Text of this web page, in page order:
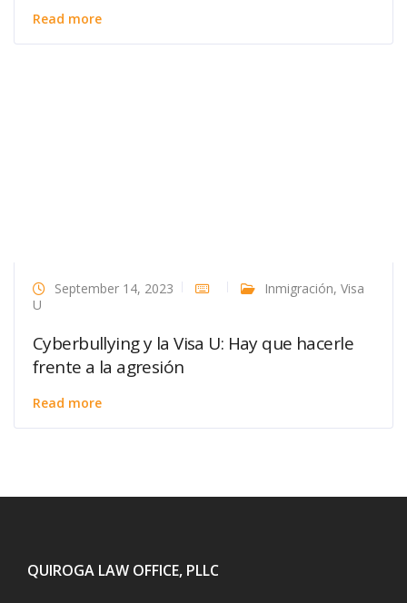
Read more
September 14, 2023 Inmigración, Visa
U
Cyberbullying y la Visa U: Hay que hacerle
frente a la agresión
Read more
QUIROGA LAW OFFICE, PLLC